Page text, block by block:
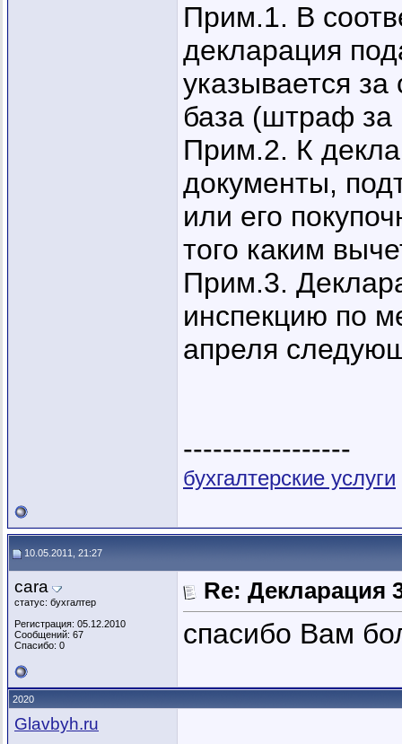
Прим.1. В
декларация
указывается за
база (штраф за
Прим.2. К
документы,
или его
того каким
Прим.3.
инспекцию по
апреля
-----------------
бухгалтерские услуги
10.05.2011, 21:27
cara
статус: бухгалтер
Регистрация: 05.12.2010
Сообщений: 67
Спасибо: 0
Re: Декларация
спасибо Вам
2020
Glavbyh.ru